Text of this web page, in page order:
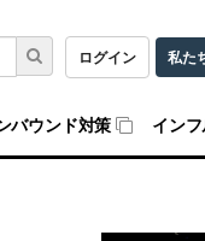
ログイン 私た
バウンド対策 イン